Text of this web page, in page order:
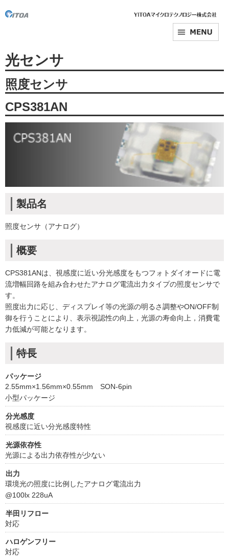
光センサ
照度センサ
CPS381AN
製品名
照度センサ（アナログ）
概要
CPS381ANは、視感度に近い分光感度をもつフォトダイオードに電
流増幅回路を組み合わせたアナログ電流出力タイプの照度センサで
す。
照度出力に応じ、ディスプレイ等の光源の明るさ調整やON/OFF制
御を行うことにより、表示視認性の向上，光源の寿命向上，消費電
力低減が可能となります。
特長
パッケージ
2.55mm×1.56mm×0.55mm SON-6pin
小型パッケージ
分光感度
視感度に近い分光感度特性
光源依存性
光源による出力依存性が少ない
出力
環境光の照度に比例したアナログ電流出力
@100lx 228uA
半田リフロー
対応
ハロゲンフリー
対応